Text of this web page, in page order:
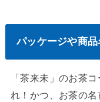
パッケージや商品
「茶来未」のお茶
れ！かつ、お茶の